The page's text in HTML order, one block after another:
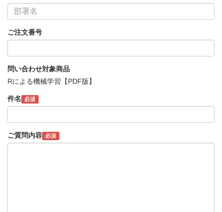
ご注文番号
問い合わせ対象商品
Rによる機械学習【PDF版】
件名 必須
ご質問内容 必須